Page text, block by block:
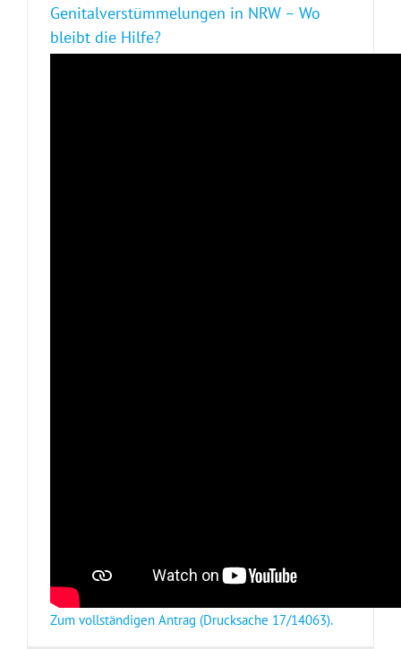
Genitalverstümmelungen in NRW – Wo
bleibt die Hilfe?
Zum vollständigen Antrag (Drucksache 17/14063).